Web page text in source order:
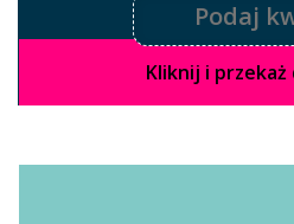
Kliknij i przekaż